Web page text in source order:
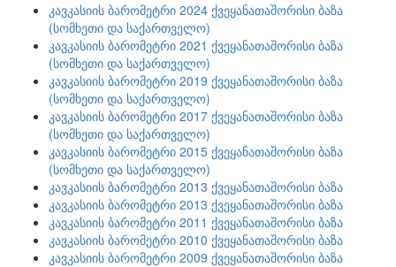
კავკასიის ბარომეტრი 2024 ქვეყანათაშორისი ბაზა
(სომხეთი და საქართველო)
კავკასიის ბარომეტრი 2021 ქვეყანათაშორისი ბაზა
(სომხეთი და საქართველო)
კავკასიის ბარომეტრი 2019 ქვეყანათაშორისი ბაზა
(სომხეთი და საქართველო)
კავკასიის ბარომეტრი 2017 ქვეყანათაშორისი ბაზა
(სომხეთი და საქართველო)
კავკასიის ბარომეტრი 2015 ქვეყანათაშორისი ბაზა
(სომხეთი და საქართველო)
კავკასიის ბარომეტრი 2013 ქვეყანათაშორისი ბაზა
კავკასიის ბარომეტრი 2013 ქვეყანათაშორისი ბაზა
კავკასიის ბარომეტრი 2011 ქვეყანათაშორისი ბაზა
კავკასიის ბარომეტრი 2010 ქვეყანათაშორისი ბაზა
კავკასიის ბარომეტრი 2009 ქვეყანათაშორისი ბაზა